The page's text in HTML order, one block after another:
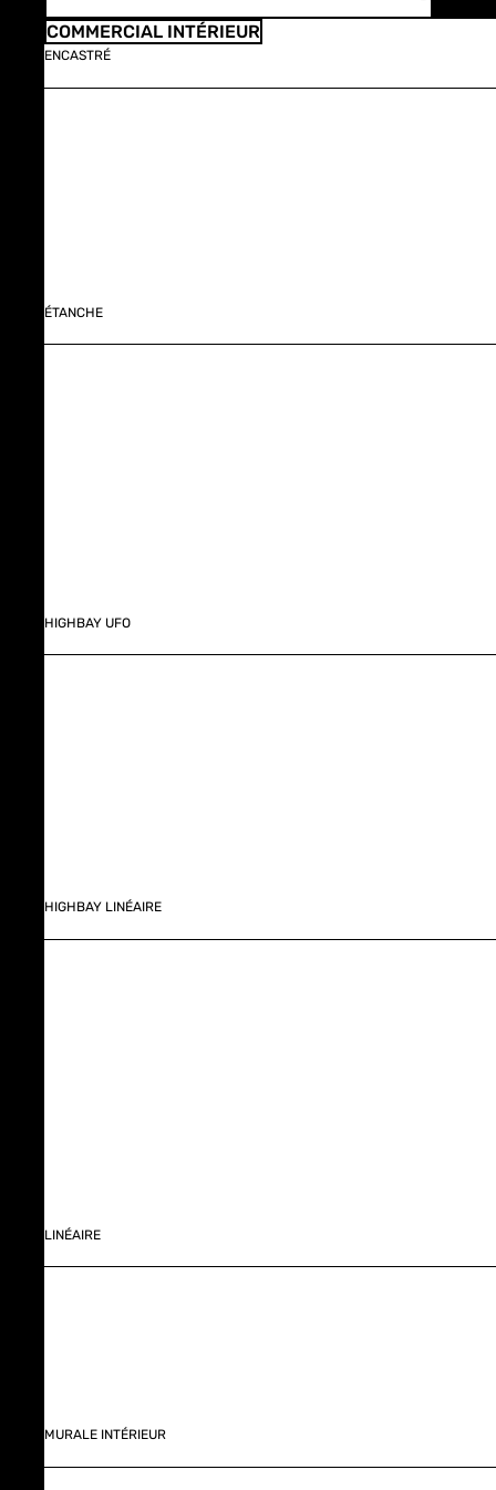
COMMERCIAL INTÉRIEUR
ENCASTRÉ
ÉTANCHE
HIGHBAY UFO
HIGHBAY LINÉAIRE
LINÉAIRE
MURALE INTÉRIEUR